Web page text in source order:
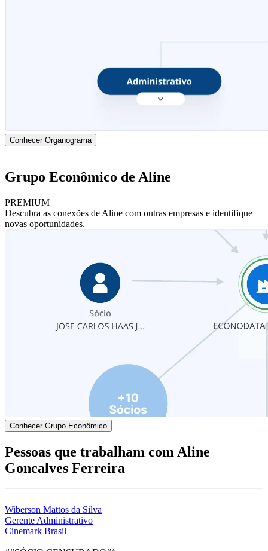
Conhecer Organograma
Grupo Econômico de Aline
PREMIUM
Descubra as conexões de Aline com outras empresas e identifique
novas oportunidades.
Conhecer Grupo Econômico
Pessoas que trabalham com Aline
Goncalves Ferreira
Wiberson Mattos da Silva
Gerente Administrativo
Cinemark Brasil